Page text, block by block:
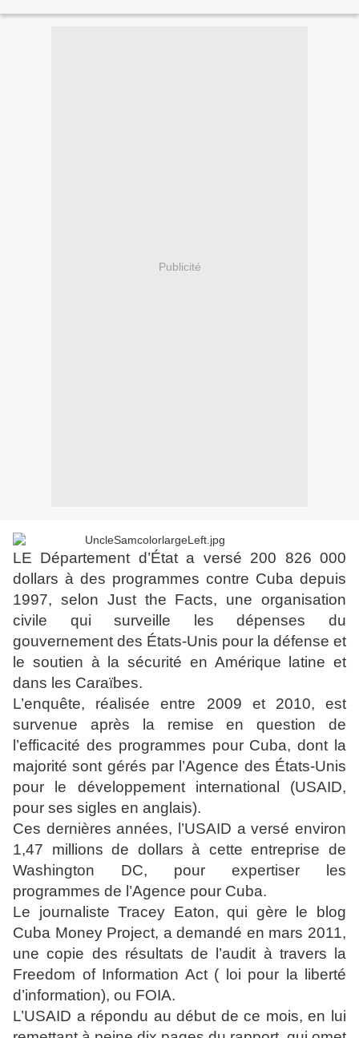
Publicité
LE Département d’État a versé 200 826 000
dollars à des programmes contre Cuba depuis
1997, selon Just the Facts, une organisation
civile qui surveille les dépenses du
gouvernement des États-Unis pour la défense et
le soutien à la sécurité en Amérique latine et
dans les Caraïbes.
L’enquête, réalisée entre 2009 et 2010, est
survenue après la remise en question de
l’efficacité des programmes pour Cuba, dont la
majorité sont gérés par l’Agence des États-Unis
pour le développement international (USAID,
pour ses sigles en anglais).
Ces dernières années, l’USAID a versé environ
1,47 millions de dollars à cette entreprise de
Washington DC, pour expertiser les
programmes de l’Agence pour Cuba.
Le journaliste Tracey Eaton, qui gère le blog
Cuba Money Project, a demandé en mars 2011,
une copie des résultats de l’audit à travers la
Freedom of Information Act ( loi pour la liberté
d’information), ou FOIA.
L’USAID a répondu au début de ce mois, en lui